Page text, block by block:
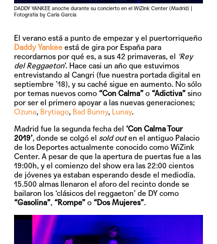
DADDY YANKEE anoche durante su concierto en el WiZink Center (Madrid) |
Fotografía by Carla García
El verano está a punto de empezar y el puertorriqueño
Daddy Yankee está de gira por España para
recordarnos por qué es, a sus 42 primaveras, el ‘Rey
del Reggaeton’. Hace casi un año que estuvimos
entrevistando al Cangri (fue nuestra portada digital en
septiembre ’18), y su caché sigue en aumento. No sólo
por temas nuevos como “Con Calma” o “Adictiva” sino
por ser el primero apoyar a las nuevas generaciones;
Ozuna, Brytiago, Bad Bunny, Lunay.
Madrid fue la segunda fecha del ‘Con Calma Tour
2019’, donde se colgó el sold outen el antiguo Palacio
de los Deportes actualmente conocido como WiZink
Center. A pesar de que la apertura de puertas fue a las
19:00h, y el comienzo del show era las 22:00 cientos
de jóvenes ya estaban esperando desde el mediodía.
15.500 almas llenaron el aforo del recinto donde se
bailaron los ‘clásicos del reggaeton’ de DY como
“Gasolina”, “Rompe” o “Dos Mujeres”.